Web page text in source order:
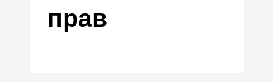
прав